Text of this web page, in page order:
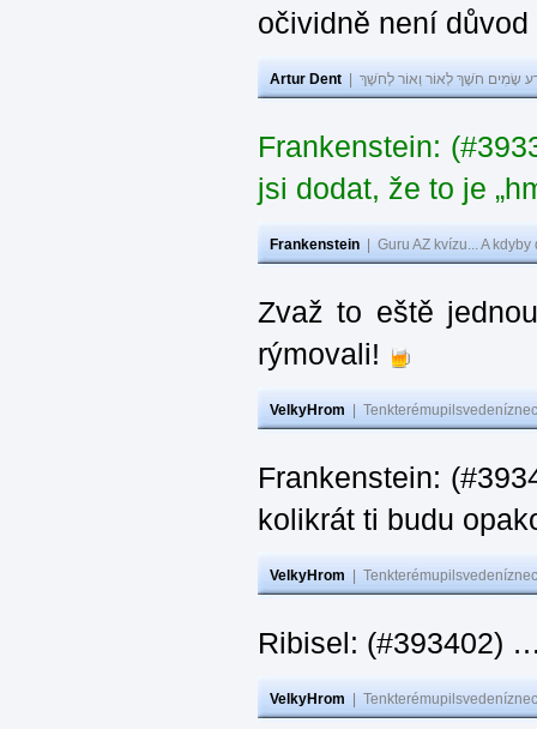
očividně není
Artur Dent שָׂמִים חֹשֶׁךְ לְאוֹר וְאוֹר לְחֹשֶׁךְ
Frankenstein:
jsi dodat, že to je
Frankenstein Guru AZ kvízu... A
Zvaž to eště
rýmovali!
VelkyHrom
Frankenstein:
kolikrát ti budu
VelkyHrom
Ribisel: (#393402)
VelkyHrom